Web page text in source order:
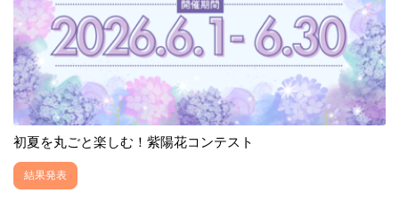
初夏を丸ごと楽しむ！紫陽花コンテスト
結果発表